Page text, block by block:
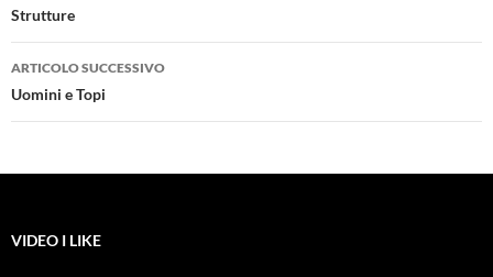
articolo
Strutture
ARTICOLO SUCCESSIVO
Uomini e Topi
VIDEO I LIKE